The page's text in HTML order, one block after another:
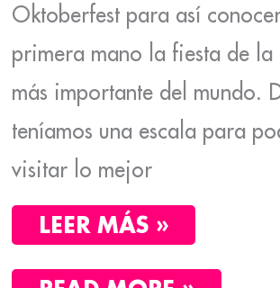
Oktoberfest para así
primera mano la fiesta de la
más importante del mundo.
teníamos una escala para
visitar lo mejor
LEER MÁS »